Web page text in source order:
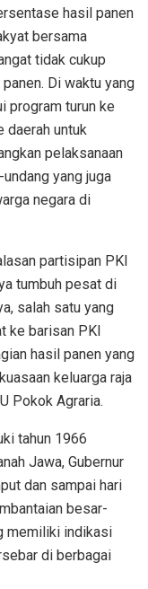
hasil panen
bersama
tidak cukup
Di waktu yang
program turun ke
daerah untuk
pelaksanaan
yang juga
negara di
partisipan PKI
tumbuh pesat di
salah satu yang
ke barisan PKI
hasil panen yang
keluarga raja
Pokok Agraria.
tahun 1966
Jawa, Gubernur
dan sampai hari
besar-
memiliki indikasi
di berbagai